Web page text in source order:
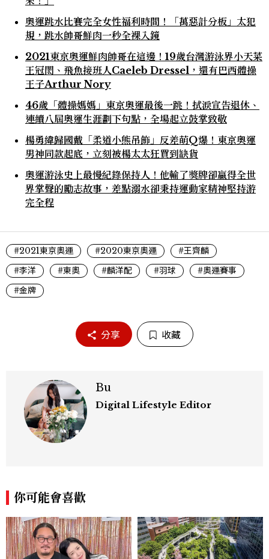
奧運跳水比賽完全女性福利時間！「萬惡計分板」太犯
規，跳水帥哥鮮肉一秒全裸入鏡
2021東京奧運鮮肉帥哥在這邊！19歲台灣游泳界小天菜
王冠閎、飛魚接班人Caeleb Dressel，還有巴西體操
王子Arthur Nory
46歲「體操媽媽」東京奧運最後一跳！拭淚宣告退休、
連續八屆奧運生涯劃下句點，全場起立鼓掌致敬
楊勇緯歸國戴「柔道小熊吊飾」反差萌Q爆！東京奧運
男神同款起底，立刻被楊太太狂買到缺貨
奧運游泳史上最慢紀錄保持人！他輸了獎牌卻贏得全世
界掌聲的勵志故事，差點溺水卻秉持運動家精神堅持游
完全程
#2021東京奧運 #2020東京奧運
#王齊麟
#李洋
#東奧 #麟洋配 #羽球
#奧運賽事
#金牌
分享 收藏
Bu
Digital Lifestyle Editor
你可能會喜歡